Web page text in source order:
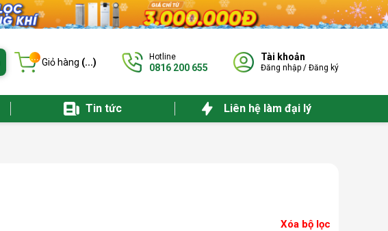
... Giỏ hàng (...) Hotline
0816 200 655
Tài khoản
Đăng nhập / Đăng ký
Tin tức Liên hệ làm đại lý
Xóa bộ lọc